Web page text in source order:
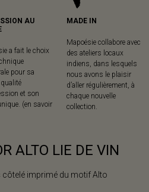
AU
a fait le choix
pour sa
et son
(en savoir
MADE IN
Mapoésie collabore avec
des ateliers locaux
indiens, dans lesquels
nous avons le plaisir
d’aller régulièrement, à
chaque nouvelle
collection.
ALTO LIE DE VIN
imprimé du motif Alto